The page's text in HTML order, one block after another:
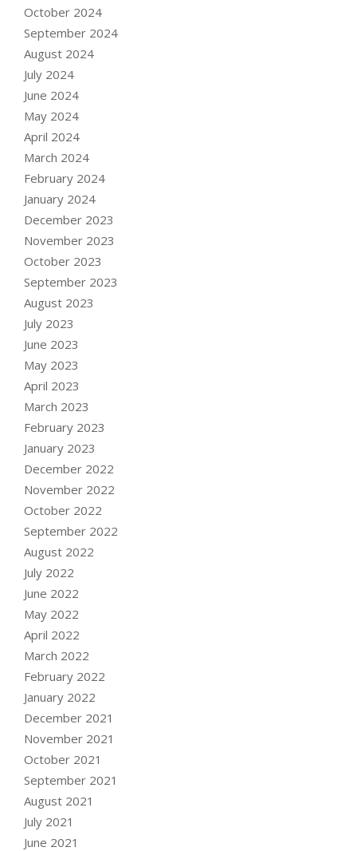
October 2024
September 2024
August 2024
July 2024
June 2024
May 2024
April 2024
March 2024
February 2024
January 2024
December 2023
November 2023
October 2023
September 2023
August 2023
July 2023
June 2023
May 2023
April 2023
March 2023
February 2023
January 2023
December 2022
November 2022
October 2022
September 2022
August 2022
July 2022
June 2022
May 2022
April 2022
March 2022
February 2022
January 2022
December 2021
November 2021
October 2021
September 2021
August 2021
July 2021
June 2021